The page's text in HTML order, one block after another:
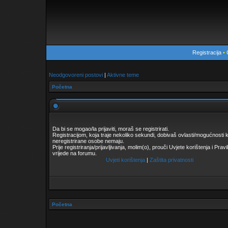
Registracija•
Neodgovoreni postovi | Aktivne teme
Početna
Da bi se mogao/la prijaviti, moraš se registrirati.
Registracijom, koja traje nekoliko sekundi, dobivaš ovlasti/mogućnosti
neregistrirane osobe nemaju.
Prije registriranja/prijavljivanja, molim(o), prouči Uvjete korištenja i
vrijede na forumu.
Uvjeti korištenja| Zaštita privatnosti
Početna